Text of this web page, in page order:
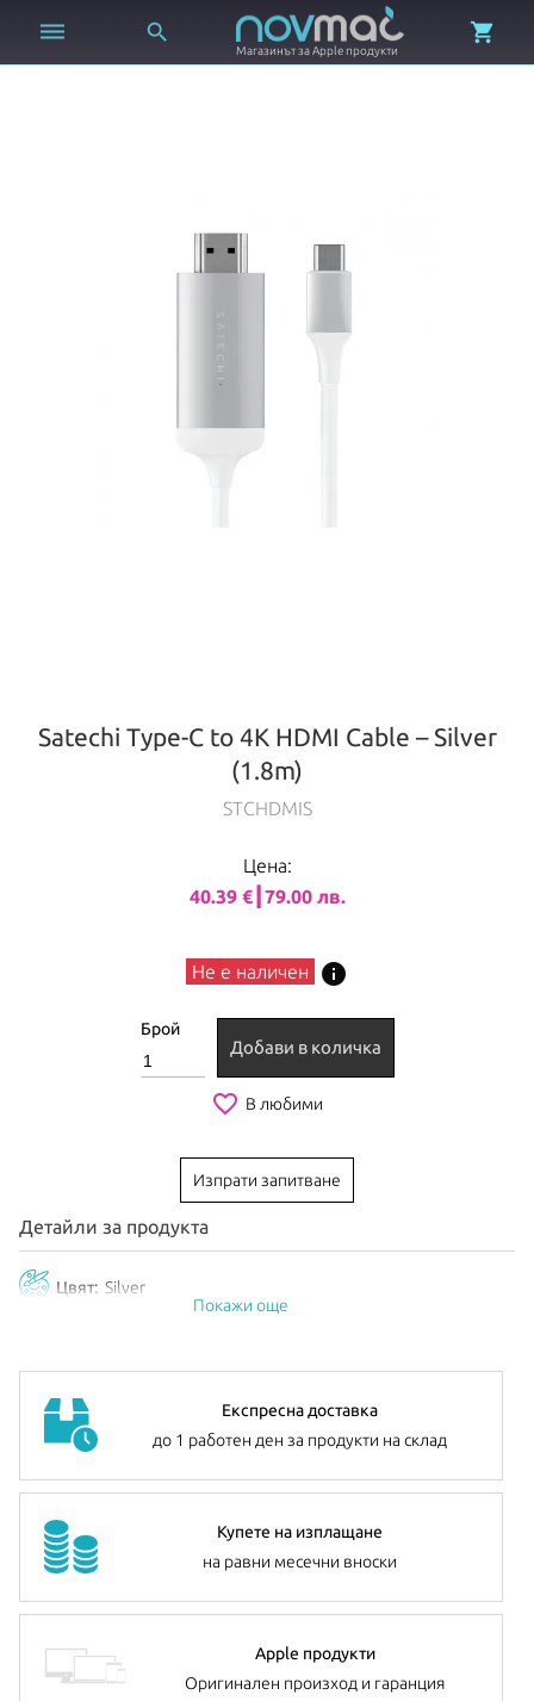
 
Магазинът за Apple продукти

Satechi Type-C to 4K HDMI Cable – Silver
(1.8m)
STCHDMIS
Цена:
40.39 €┃79.00 лв.
Не е наличен info
Брой
Добави в количка
favorite_border В любими
Изпрати запитване
Детайли за продукта
Цвят: Silver
Покажи още
Експресна доставка
до 1 работен ден за продукти на склад
Купете на изплащане
на равни месечни вноски
Apple продукти
Оригинален произход и гаранция